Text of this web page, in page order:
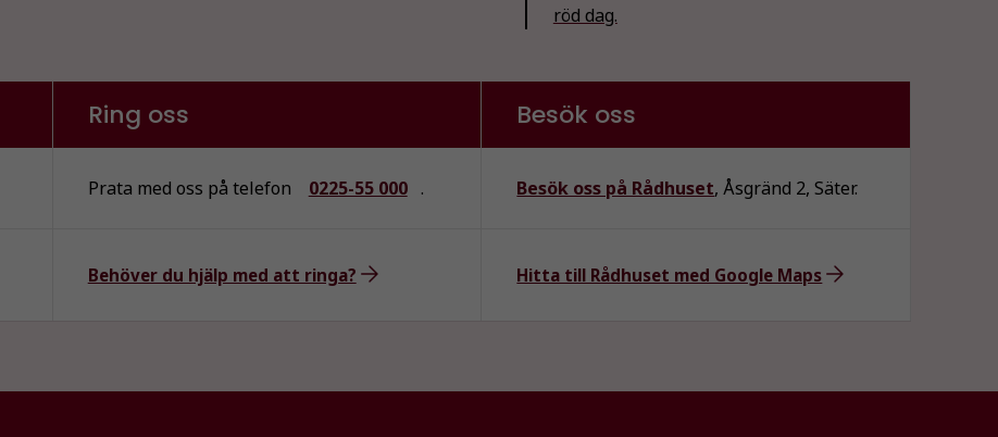
röd dag.
Ring oss
Prata med oss på telefon 0225-55 000 .
Behöver du hjälp med att ringa?
Besök oss
Besök oss på Rådhuset, Åsgränd 2, Säter.
Hitta till Rådhuset med Google Maps